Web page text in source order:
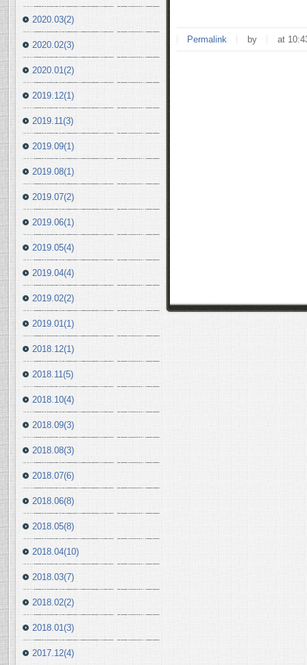
Permalink by at
2020.03(2)
2020.02(3)
2020.01(2)
2019.12(1)
2019.11(3)
2019.09(1)
2019.08(1)
2019.07(2)
2019.06(1)
2019.05(4)
2019.04(4)
2019.02(2)
2019.01(1)
2018.12(1)
2018.11(5)
2018.10(4)
2018.09(3)
2018.08(3)
2018.07(6)
2018.06(8)
2018.05(8)
2018.04(10)
2018.03(7)
2018.02(2)
2018.01(3)
2017.12(4)